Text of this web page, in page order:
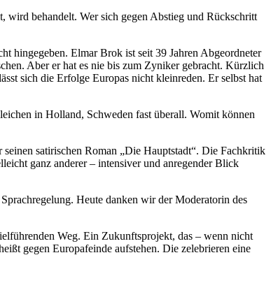
wird behandelt. Wer sich gegen Abstieg und Rückschritt
hingegeben. Elmar Brok ist seit 39 Jahren Abgeordneter
Aber er hat es nie bis zum Zyniker gebracht. Kürzlich
sich die Erfolge Europas nicht kleinreden. Er selbst hat
in Holland, Schweden fast überall. Womit können
satirischen Roman „Die Hauptstadt“. Die Fachkritik
ganz anderer – intensiver und anregender Blick
Heute danken wir der Moderatorin des
Weg. Ein Zukunftsprojekt, das – wenn nicht
gegen Europafeinde aufstehen. Die zelebrieren eine